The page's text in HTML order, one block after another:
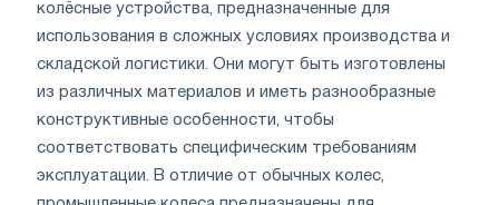
колёсные устройства, предназначенные для
использования в сложных условиях производства и
складской логистики. Они могут быть изготовлены
из различных материалов и иметь разнообразные
конструктивные особенности, чтобы
соответствовать специфическим требованиям
эксплуатации. В отличие от обычных колес,